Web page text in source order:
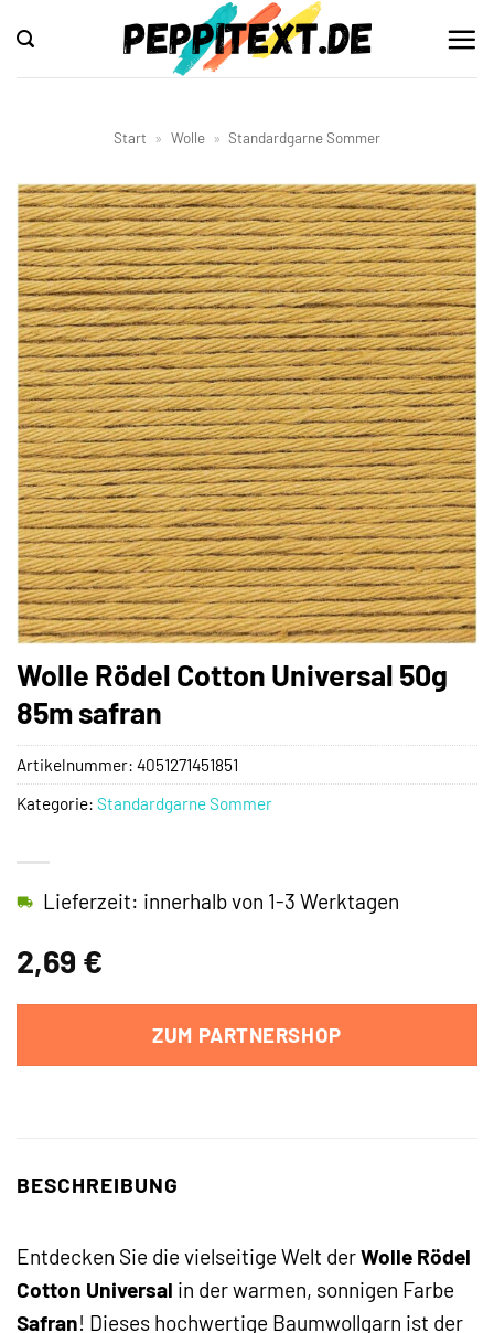
Inhalt
springen
Start » Wolle » Standardgarne Sommer
Wolle Rödel Cotton Universal 50g
85m safran
2,69 €
Lieferzeit: innerhalb von 1-3 Werktagen
ZUM PARTNERSHOP
Artikelnummer: 4051271451851
Kategorie: Standardgarne Sommer
BESCHREIBUNG
Entdecken Sie die vielseitige Welt derWolle Rödel
Cotton Universal in der warmen, sonnigen Farbe
Safran! Dieses hochwertige Baumwollgarn ist der